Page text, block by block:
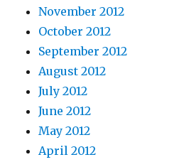
November 2012
October 2012
September 2012
August 2012
July 2012
June 2012
May 2012
April 2012